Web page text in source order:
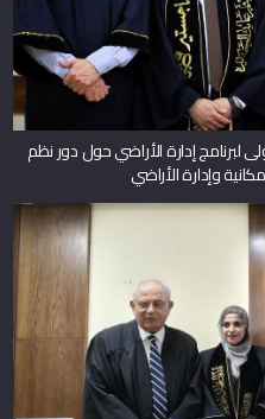
لبرنامج إدارة الأراضي حول دور نظم
وإدارة الأراضي